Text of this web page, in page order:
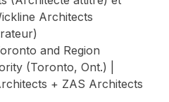
Architects
and Region
(Toronto, Ont.) |
+ ZAS Architects